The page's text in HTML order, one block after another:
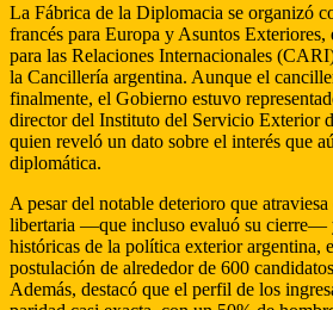
La Fábrica de la Diplomacia se organizó
francés para Europa y Asuntos
para las Relaciones Internacionales
la Cancillería argentina. Aunque el
finalmente, el Gobierno estuvo
director del Instituto del Servicio Exterior
quien reveló un dato sobre el interés que
diplomática.
A pesar del notable deterioro que
libertaria —que incluso evaluó su cierre—
históricas de la política exterior argentina,
postulación de alrededor de 600
Además, destacó que el perfil de los